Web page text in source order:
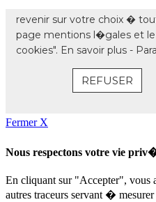
Fermer X
Nous respectons votre vie
En cliquant sur "Accepter", vous
autres traceurs servant �